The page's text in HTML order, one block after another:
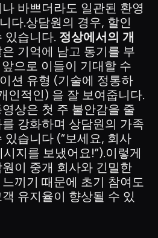
바쁘더라도 일관된 환영
다.상담원의 경우, 할인
있습니다. 정상에서의 개
기억에 남고 동기를 부
으로 이들이 기대할 수
션 유형 (기술에 정통하
인적인) 을 잘 보여줍니다.
상은 첫 주 불안감을 줄
강화하며 상담원의 가족
있습니다 (“보세요, 회사
지를 보냈어요!”).이렇게
이 중개 회사와 긴밀한
끼기 때문에 초기 참여도
유지율이 향상될 수 있